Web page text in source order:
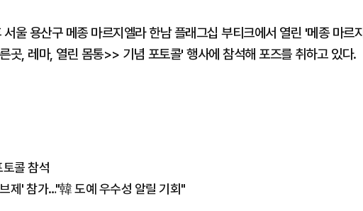
울 용산구 메종 마르지엘라 한남 플래그십 부티크에서 열린 '메종 마르지
곳, 레마, 열린 몸통>> 기념 포토콜' 행사에 참석해 포즈를 취하고 있다.
콜 참석
제' 참가…"韓 도예 우수성 알릴 기회"